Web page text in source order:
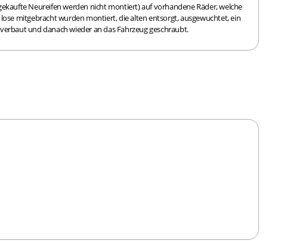
Neureifen werden nicht montiert) auf vorhandene Räder, welche
mitgebracht wurden montiert, die alten entsorgt, ausgewuchtet, ein
und danach wieder an das Fahrzeug geschraubt.